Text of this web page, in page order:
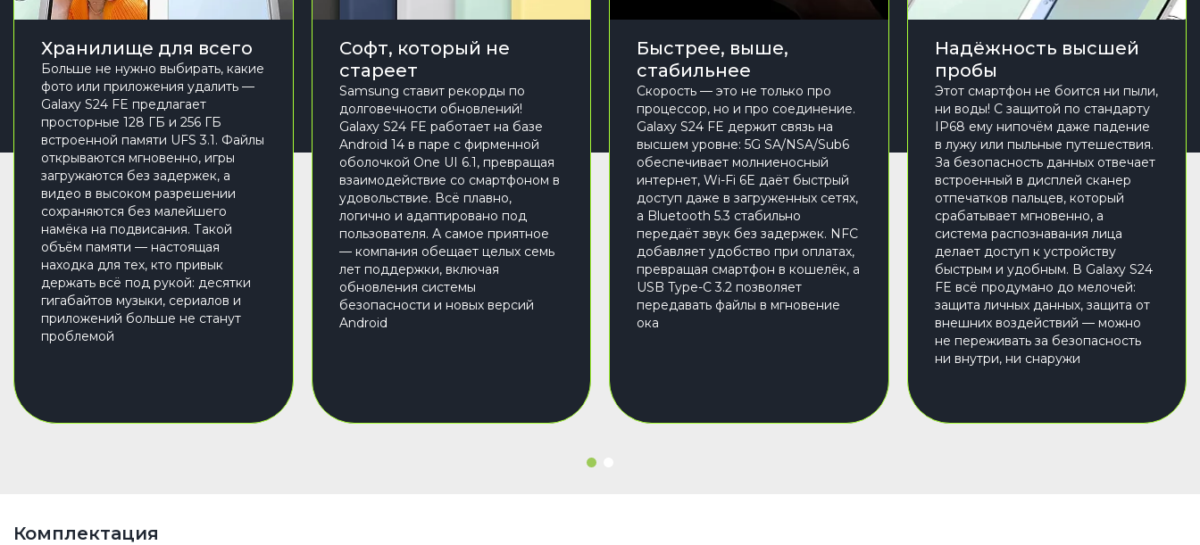
Хранилище для всего
Больше не нужно выбирать, какие
фото или приложения удалить —
Galaxy S24 FE предлагает
просторные 128 ГБ и 256 ГБ
встроенной памяти UFS 3.1. Файлы
открываются мгновенно, игры
загружаются без задержек, а
видео в высоком разрешении
сохраняются без малейшего
намёка на подвисания. Такой
объём памяти — настоящая
находка для тех, кто привык
держать всё под рукой: десятки
гигабайтов музыки, сериалов и
приложений больше не станут
проблемой
Софт, который не
стареет
Samsung ставит рекорды по
долговечности обновлений!
Galaxy S24 FE работает на базе
Android 14 в паре с фирменной
оболочкой One UI 6.1, превращая
взаимодействие со смартфоном в
удовольствие. Всё плавно,
логично и адаптировано под
пользователя. А самое приятное
— компания обещает целых семь
лет поддержки, включая
обновления системы
безопасности и новых версий
Android
Быстрее, выше,
стабильнее
Скорость — это не только про
процессор, но и про соединение.
Galaxy S24 FE держит связь на
высшем уровне: 5G SA/NSA/Sub6
обеспечивает молниеносный
интернет, Wi-Fi 6E даёт быстрый
доступ даже в загруженных сетях,
а Bluetooth 5.3 стабильно
передаёт звук без задержек. NFC
добавляет удобство при оплатах,
превращая смартфон в кошелёк, а
USB Type-C 3.2 позволяет
передавать файлы в мгновение
ока
Надёжность высшей
пробы
Этот смартфон не боится ни пыли,
ни воды! С защитой по стандарту
IP68 ему нипочём даже падение
в лужу или пыльные путешествия.
За безопасность данных отвечает
встроенный в дисплей сканер
отпечатков пальцев, который
срабатывает мгновенно, а
система распознавания лица
делает доступ к устройству
быстрым и удобным. В Galaxy S24
FE всё продумано до мелочей:
защита личных данных, защита от
внешних воздействий — можно
не переживать за безопасность
ни внутри, ни снаружи
Комплектация